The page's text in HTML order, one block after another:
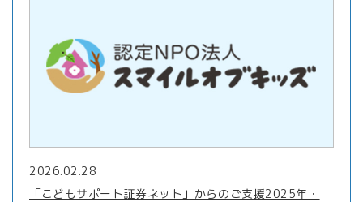
2026.02.28
「こどもサポート証券ネット」からのご支援2025年・